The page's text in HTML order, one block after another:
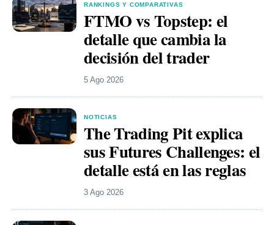
RANKINGS Y COMPARATIVAS
FTMO vs Topstep: el
detalle que cambia la
decisión del trader
5 Ago 2026
NOTICIAS
The Trading Pit explica
sus Futures Challenges: el
detalle está en las reglas
3 Ago 2026